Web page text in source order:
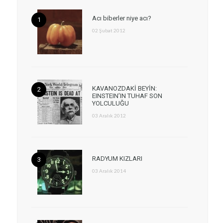
Acı biberler niye acı?
02 Şubat 2012
KAVANOZDAKİ BEYİN:
EINSTEIN’IN TUHAF SON
YOLCULUĞU
03 Aralık 2012
RADYUM KIZLARI
03 Aralık 2014